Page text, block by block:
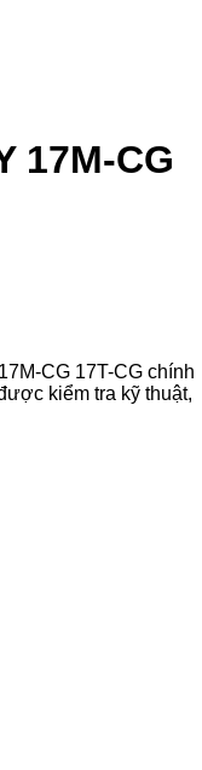
17M-CG
CG 17T-CG chính
kiểm tra kỹ thuật,